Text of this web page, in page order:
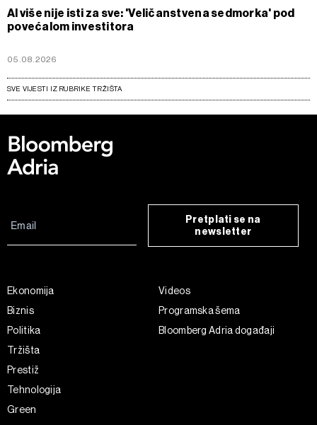
AI više nije isti za sve: 'Veličanstvena sedmorka' pod
povećalom investitora
05.08.2026
SVE VIJESTI IZ RUBRIKE TRŽIŠTA
Pretplati se na
newsletter
Ekonomija
Biznis
Politika
Tržišta
Prestiž
Tehnologija
Green
Videos
Programska šema
Bloomberg Adria događaji